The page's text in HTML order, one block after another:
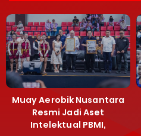
Muay Aerobik Nusantara
Resmi Jadi Aset
Intelektual PBMI,